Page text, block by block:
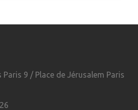
Paris 9 / Place de Jérusalem Paris